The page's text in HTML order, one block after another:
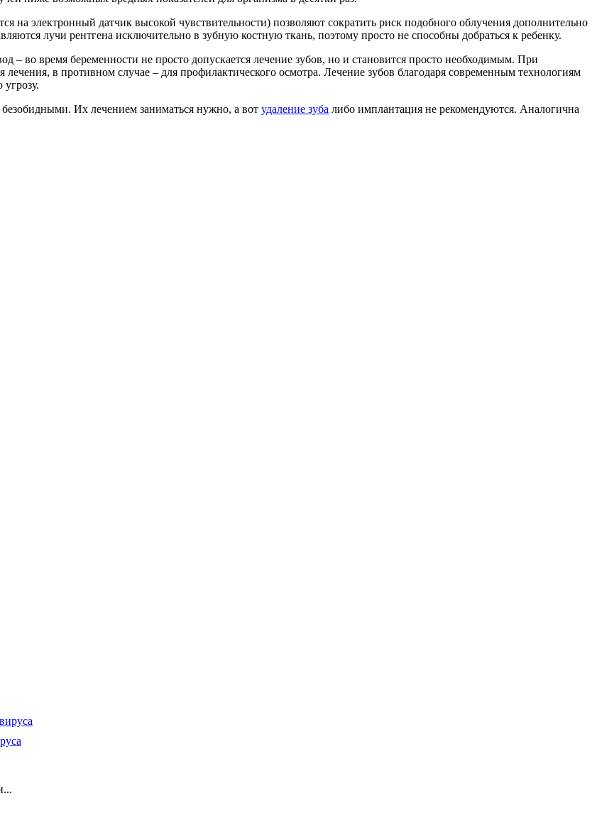
на электронный датчик высокой чувствительности) позволяют сократить риск подобного облучения дополнительно
лучи рентгена исключительно в зубную костную ткань, поэтому просто не способны добраться к ребенку.
во время беременности не просто допускается лечение зубов, но и становится просто необходимым. При
лечения, в противном случае – для профилактического осмотра. Лечение зубов благодаря современным технологиям
угрозу.
Их лечением заниматься нужно, а вот удаление зуба либо имплантация не рекомендуются. Аналогична